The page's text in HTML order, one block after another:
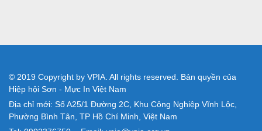
© 2019 Copyright by VPIA. All rights reserved. Bản quyền của
Hiệp hội Sơn - Mực In Việt Nam
Địa chỉ mới: Số A25/1 Đường 2C, Khu Công Nghiệp Vĩnh Lộc,
Phường Bình Tân, TP Hồ Chí Minh, Việt Nam